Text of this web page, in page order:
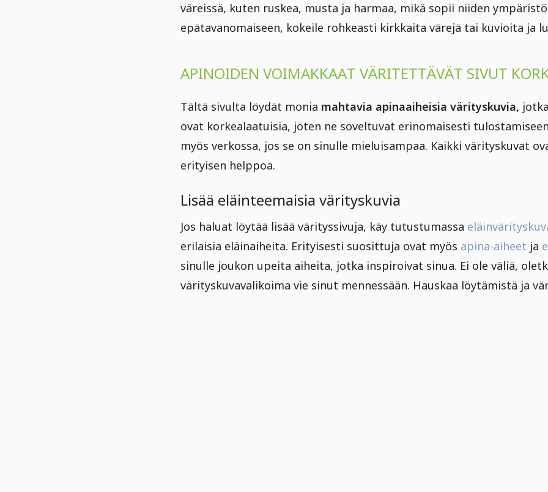
väreissä, kuten ruskea, musta ja harmaa, mikä sopii niiden
epätavanomaiseen, kokeile rohkeasti kirkkaita värejä tai kuvioita ja
APINOIDEN VOIMAKKAAT VÄRITETTÄVÄT SIVUT
Tältä sivulta löydät monia mahtavia apinaaiheisia värityskuvia,
ovat korkealaatuisia, joten ne soveltuvat erinomaisesti
myös verkossa, jos se on sinulle mieluisampaa. Kaikki värityskuvat
erityisen helppoa.
Lisää eläinteemaisia värityskuvia
Jos haluat löytää lisää värityssivuja, käy tutustumassa
erilaisia eläinaiheita. Erityisesti suosittuja ovat myös apina-aiheet ja
sinulle joukon upeita aiheita, jotka inspiroivat sinua. Ei ole väliä,
värityskuvavalikoima vie sinut mennessään. Hauskaa löytämistä ja